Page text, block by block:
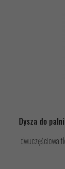
Dysza do
dwuczęściowa